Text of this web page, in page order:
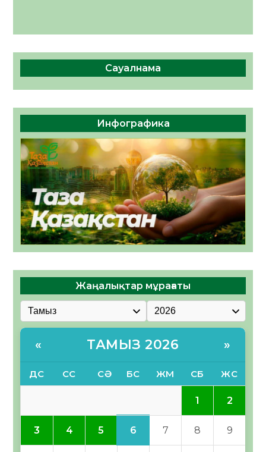
Сауалнама
Инфографика
Жаңалықтар мұрағаты
« ТАМЫЗ 2026 »
ДС СС СӘ БС ЖМ СБ ЖС
1 2
3 4 5 6 7 8 9